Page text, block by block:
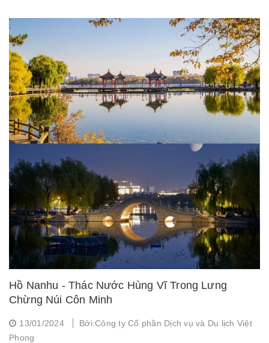
Hồ Nanhu - Thác Nước Hùng Vĩ Trong Lưng
Chừng Núi Côn Minh
13/01/2024
Bởi:Công ty Cổ phần Dịch vụ và Du lịch Việt
Phong